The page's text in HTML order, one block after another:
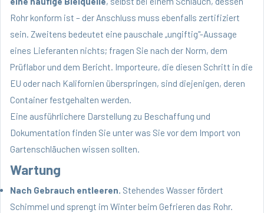
Rohr konform ist – der Anschluss muss ebenfalls zertifiziert
sein. Zweitens bedeutet eine pauschale „ungiftig"-Aussage
eines Lieferanten nichts; fragen Sie nach der Norm, dem
Prüflabor und dem Bericht. Importeure, die diesen Schritt in die
EU oder nach Kalifornien überspringen, sind diejenigen, deren
Container festgehalten werden.
Eine ausführlichere Darstellung zu Beschaffung und
Dokumentation finden Sie unterwas Sie vor dem Import von
Gartenschläuchen wissen sollten.
Wartung
Nach Gebrauch entleeren. Stehendes Wasser fördert
Schimmel und sprengt im Winter beim Gefrieren das Rohr.